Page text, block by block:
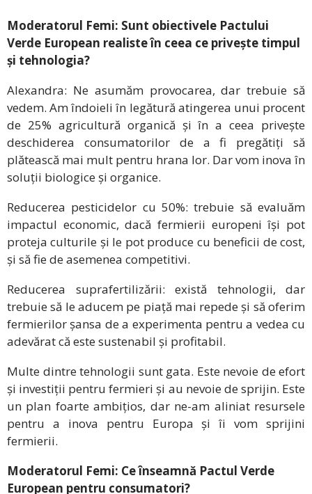
Moderatorul Femi: Sunt obiectivele Pactului
Verde European realiste în ceea ce privește timpul
și tehnologia?
Alexandra: Ne asumăm provocarea, dar trebuie să
vedem. Am îndoieli în legătură atingerea unui procent
de 25% agricultură organică și în a ceea privește
deschiderea consumatorilor de a fi pregătiți să
plătească mai mult pentru hrana lor. Dar vom inova în
soluții biologice și organice.
Reducerea pesticidelor cu 50%: trebuie să evaluăm
impactul economic, dacă fermierii europeni își pot
proteja culturile și le pot produce cu beneficii de cost,
și să fie de asemenea competitivi.
Reducerea suprafertilizării: există tehnologii, dar
trebuie să le aducem pe piață mai repede și să oferim
fermierilor șansa de a experimenta pentru a vedea cu
adevărat că este sustenabil și profitabil.
Multe dintre tehnologii sunt gata. Este nevoie de efort
și investiții pentru fermieri și au nevoie de sprijin. Este
un plan foarte ambițios, dar ne-am aliniat resursele
pentru a inova pentru Europa și îi vom sprijini
fermierii.
Moderatorul Femi: Ce înseamnă Pactul Verde
European pentru consumatori?